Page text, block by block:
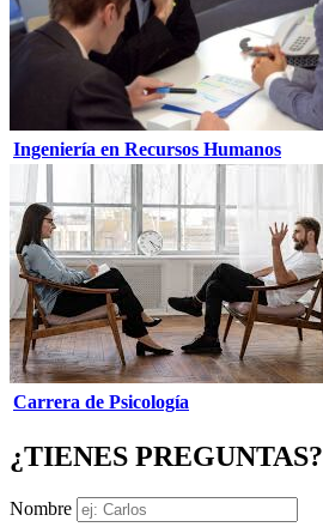
Ingeniería en Recursos Humanos
Carrera de Psicología
¿TIENES PREGUNTAS?
Nombre